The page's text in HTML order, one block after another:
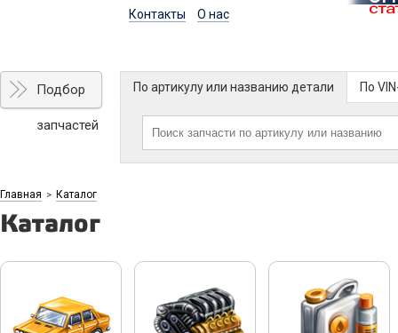
Контакты
О нас
Подбор
запчастей
По артикулу или названию детали По
Главная > Каталог
Каталог